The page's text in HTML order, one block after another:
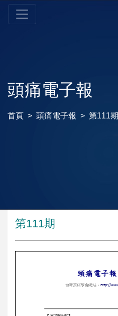
頭痛電子報
首頁 頭痛電子報 第111期
第111期